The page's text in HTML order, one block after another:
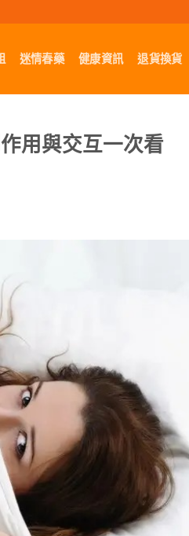
迷情春藥 健康資訊 退貨換貨
用與交互一次看